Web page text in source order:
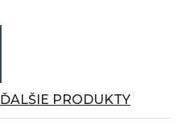
ĎALŠIE PRODUKTY